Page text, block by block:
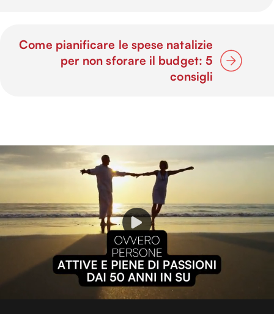
Come pianificare le spese natalizie
per non sforare il budget: 5
consigli
P
l
o